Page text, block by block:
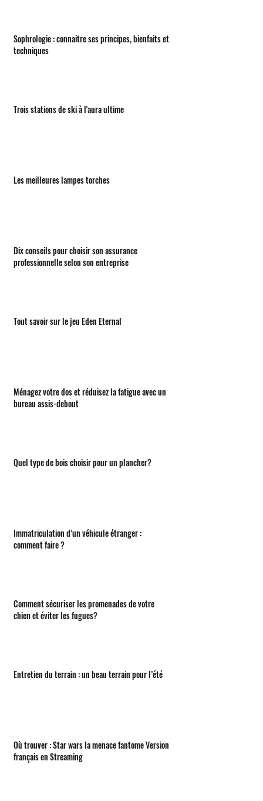
Sophrologie : connaitre ses principes, bienfaits et
techniques
Trois stations de ski à l'aura ultime
Les meilleures lampes torches
Dix conseils pour choisir son assurance
professionnelle selon son entreprise
Tout savoir sur le jeu Eden Eternal
Ménagez votre dos et réduisez la fatigue avec un
bureau assis-debout
Quel type de bois choisir pour un plancher?
Immatriculation d’un véhicule étranger :
comment faire ?
Comment sécuriser les promenades de votre
chien et éviter les fugues?
Entretien du terrain : un beau terrain pour l’été
Où trouver : Star wars la menace fantome Version
français en Streaming